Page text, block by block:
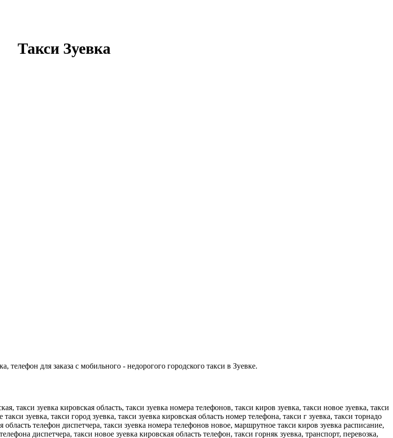
Такси Зуевка
для заказа с мобильного - недорогого городского такси в Зуевке.
такси зуевка кировская область, такси зуевка номера телефонов, такси киров зуевка, такси новое зуевка, такси
зуевка, такси город зуевка, такси зуевка кировская область номер телефона, такси г зуевка, такси торнадо
область телефон диспетчера, такси зуевка номера телефонов новое, маршрутное такси киров зуевка расписание,
диспетчера, такси новое зуевка кировская область телефон, такси горняк зуевка, транспорт, перевозка,